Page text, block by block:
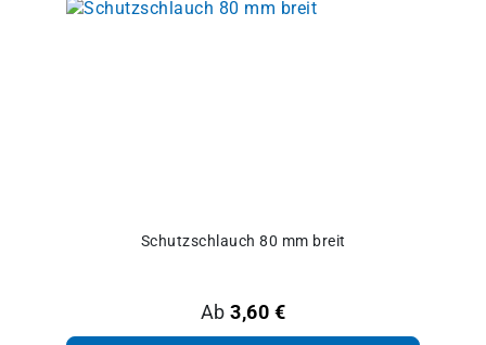
Schutzschlauch 80 mm breit
Regulärer Preis:
Ab3,60 €